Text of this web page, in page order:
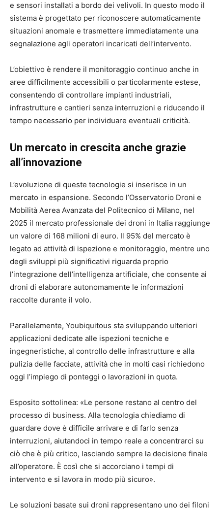
e sensori installati a bordo dei velivoli. In questo modo il
sistema è progettato per riconoscere automaticamente
situazioni anomale e trasmettere immediatamente una
segnalazione agli operatori incaricati dell’intervento.
L’obiettivo è rendere il monitoraggio continuo anche in
aree difficilmente accessibili o particolarmente estese,
consentendo di controllare impianti industriali,
infrastrutture e cantieri senza interruzioni e riducendo il
tempo necessario per individuare eventuali criticità.
Un mercato in crescita anche grazie
all’innovazione
L’evoluzione di queste tecnologie si inserisce in un
mercato in espansione. Secondo l’Osservatorio Droni e
Mobilità Aerea Avanzata del Politecnico di Milano, nel
2025 il mercato professionale dei droni in Italia raggiunge
un valore di 168 milioni di euro. Il 95% del mercato è
legato ad attività di ispezione e monitoraggio, mentre uno
degli sviluppi più significativi riguarda proprio
l’integrazione dell’intelligenza artificiale, che consente ai
droni di elaborare autonomamente le informazioni
raccolte durante il volo.
Parallelamente, Youbiquitous sta sviluppando ulteriori
applicazioni dedicate alle ispezioni tecniche e
ingegneristiche, al controllo delle infrastrutture e alla
pulizia delle facciate, attività che in molti casi richiedono
oggi l’impiego di ponteggi o lavorazioni in quota.
Esposito sottolinea: «Le persone restano al centro del
processo di business. Alla tecnologia chiediamo di
guardare dove è difficile arrivare e di farlo senza
interruzioni, aiutandoci in tempo reale a concentrarci su
ciò che è più critico, lasciando sempre la decisione finale
all’operatore. È così che si accorciano i tempi di
intervento e si lavora in modo più sicuro».
Le soluzioni basate sui droni rappresentano uno dei filoni